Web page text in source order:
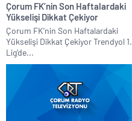
Çorum FK’nin Son Haftalardaki
Yükselişi Dikkat Çekiyor
Çorum FK’nin Son Haftalardaki
Yükselişi Dikkat Çekiyor Trendyol 1.
Lig’de...